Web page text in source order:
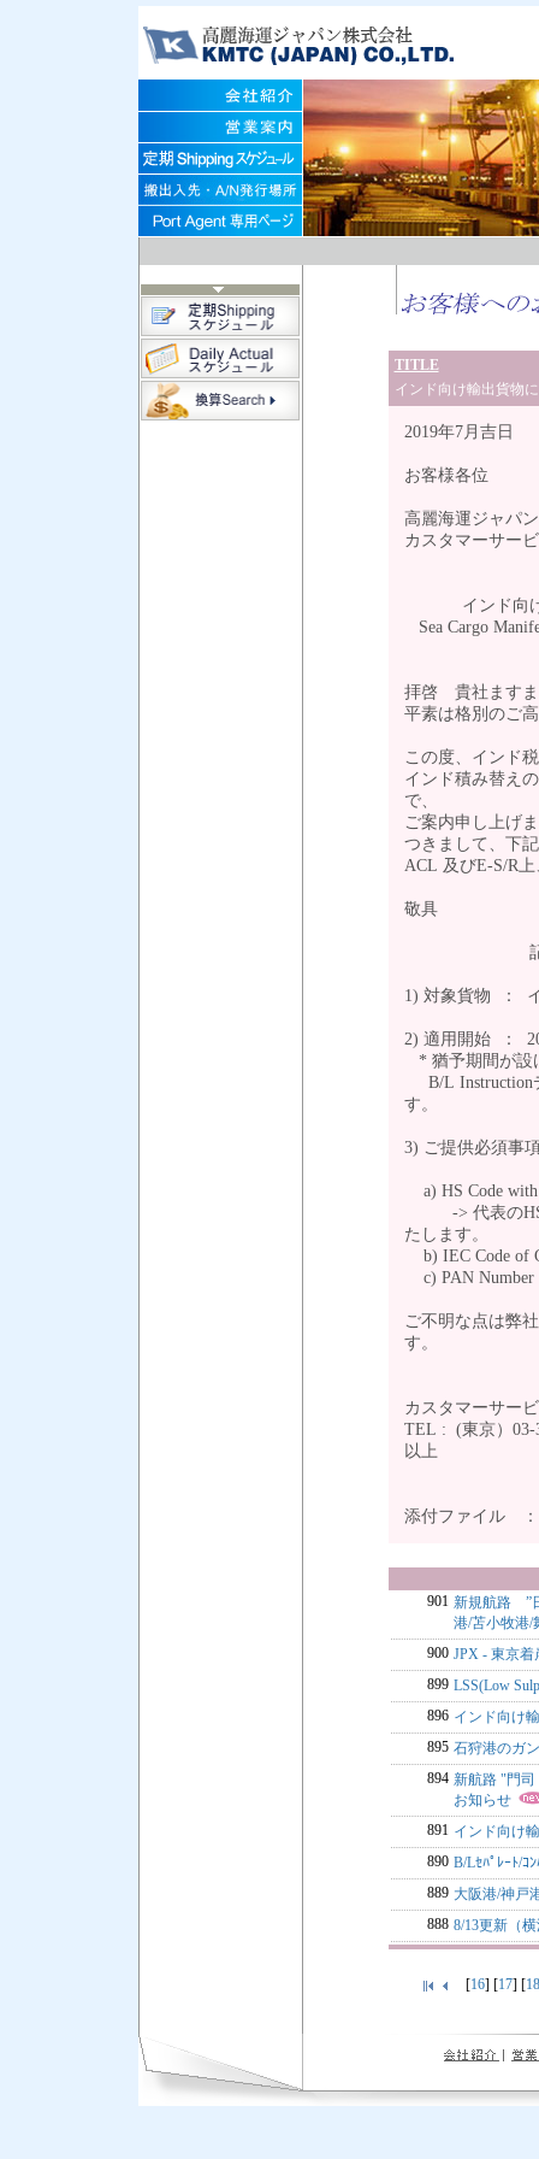
TITLE
インド向け輸出貨物
2019年7月吉日
お客様各位
高麗海運ジャパ
カスタマーサー
インド向け輸
Sea Cargo
拝啓 貴社ますま
平素は格別のご
この度、インド
インド積み替え
で、
ご案内申し上げ
つきまして、下
ACL 及びE-S/R
敬具
1) 対象貨物 ：
2) 適用開始 ：
* 猶予期間が設
B/L Instruction
す。
3) ご提供必須事
a) HS Code
-> 代表のHS
たします。
b) IEC Code of
c) PAN Number
ご不明な点は弊
す。
カスタマーサー
TEL : (東京）
以上
添付ファイル
901 新規航路 ”
港/苫小牧港/
900 JPX - 東京
899 LSS(Low
896 インド向け
895 石狩港のガ
894 新航路 "門司
お知らせ
891 インド向け
890 B/Lｾﾊﾟﾚｰﾄ/ｺ
889 大阪港/神戸
888 8/13更新（
[16] [17] [18